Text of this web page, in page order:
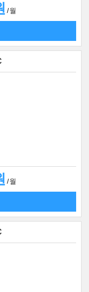
월
월